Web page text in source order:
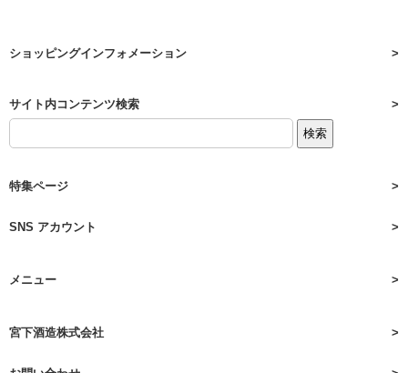
ショッピングインフォメーション
サイト内コンテンツ検索
特集ページ
SNS アカウント
メニュー
宮下酒造株式会社